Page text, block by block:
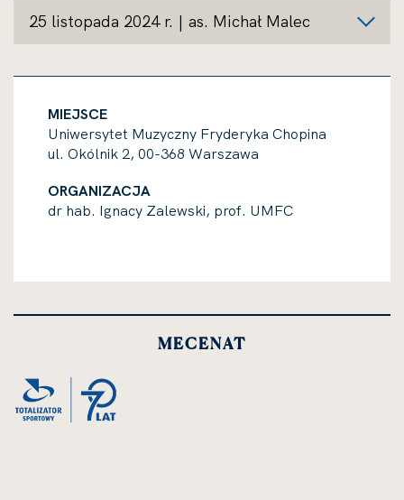
25 listopada 2024 r. | as. Michał Malec
MIEJSCE
Uniwersytet Muzyczny Fryderyka Chopina
ul. Okólnik 2, 00-368 Warszawa
ORGANIZACJA
dr hab. Ignacy Zalewski, prof. UMFC
MECENAT